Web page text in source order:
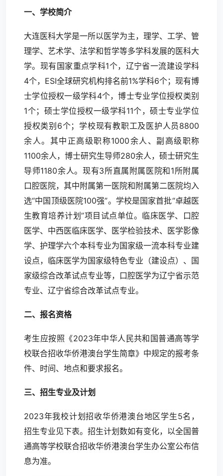
一、学校简介
大连医科大学是一所以医学为主，理学、工学、管
理学、艺术学、法学和哲学等多学科发展的医科大
学。现有国家重点学科1个，辽宁省一流建设学科
4个，ESI全球研究机构排名前1%学科6个；现有博
士学位授权一级学科4个，博士专业学位授权类别
1个；硕士学位授权一级学科11个，硕士专业学位
授权类别6个；学校现有教职工及医护人员8800
余人。其中正高级职称1000余人、副高级职称
1100余人，博士研究生导师280余人，硕士研究生
导师1180余人。现有3所直属附属医院和1所附属
口腔医院，其中附属第一医院和附属第二医院均入
选“中国顶级医院100强”。学校是国家首批“卓越医
生教育培养计划”项目试点单位。临床医学、口腔
医学、中西医临床医学、医学检验技术、医学影像
学、护理学六个本科专业为国家级一流本科专业建
设点，临床医学为国家级特色专业（建设点）、国
家级综合改革试点专业等，口腔医学为辽宁省示范
专业、辽宁省综合改革试点专业。
二、报名资格
考生应按照《2023年中华人民共和国普通高等学
校联合招收华侨港澳台学生简章》中规定的报考条
件、时间、地点和要求报名。
三、招生专业及计划
2023年我校计划招收华侨港澳台地区学生5名，
招生专业见下表。招生计划数如有变化，以全国普
通高等学校联合招收华侨港澳台学生办公室公布信
息为准。